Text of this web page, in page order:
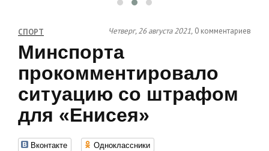
СПОРТ Четверг, 26 августа 2021, 0 комментариев
Минспорта
прокомментировало
ситуацию со штрафом
для «Енисея»
Вконтакте Одноклассники